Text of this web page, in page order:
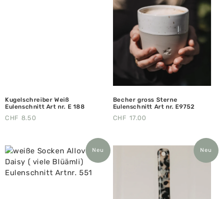
Kugelschreiber Weiß
Eulenschnitt Art nr. E 188
CHF 8.50
Becher gross Sterne
Eulenschnitt Art nr. E9752
CHF 17.00
Neu Neu